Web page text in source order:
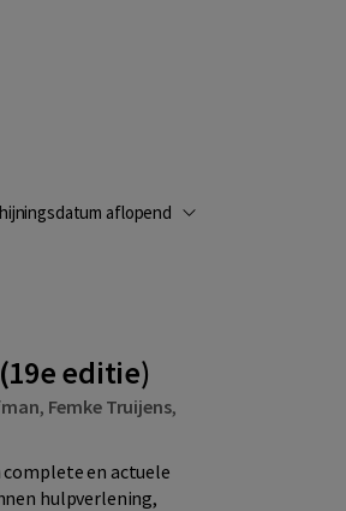
aflopend
editie)
, Femke Truijens,
en actuele
hulpverlening,